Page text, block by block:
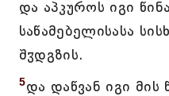
და აპკუროს იგი
საწამებელისასა
შჳდგზის.
5და დაწვან იგი მის